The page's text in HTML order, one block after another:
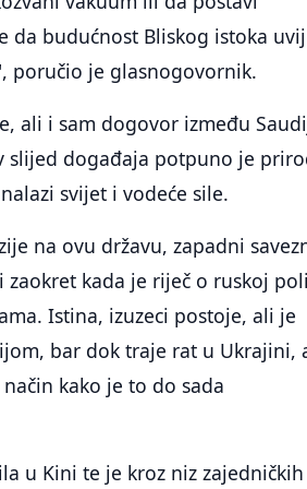
da budućnost Bliskog istoka
poručio je glasnogovornik.
ali i sam dogovor između
slijed događaja potpuno je
svijet i vodeće sile.
na ovu državu, zapadni
kada je riječ o ruskoj
Istina, izuzeci postoje, ali je
bar dok traje rat u Ukrajini,
kako je to do sada
u Kini te je kroz niz zajedničkih